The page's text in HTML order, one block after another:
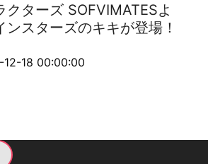
クターズ SOFVIMATESよ
ンスターズのキキが登場！
12-18 00:00:00